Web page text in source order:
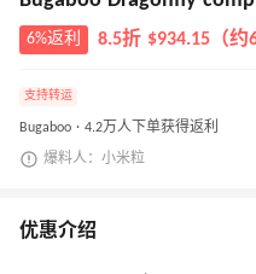
6%返利 8.5折 $934.15（约
支持转运
Bugaboo · 4.2万人下单获得返利
爆料人：小米粒
优惠介绍